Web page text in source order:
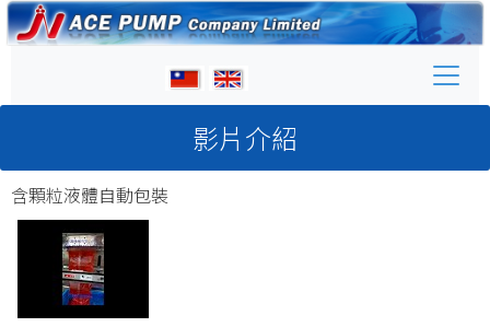
影片介紹
含顆粒液體自動包裝